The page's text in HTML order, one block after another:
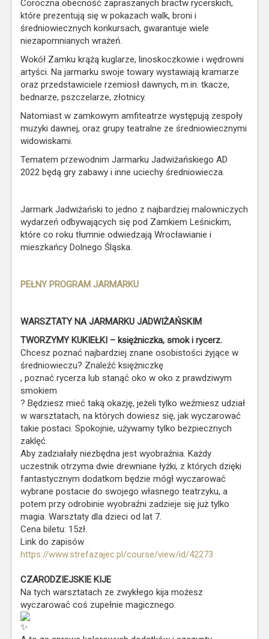
Coroczna obecność zapraszanych bractw rycerskich,
które prezentują się w pokazach walk, broni i
średniowiecznych konkursach, gwarantuje wiele
niezapomnianych wrażeń.
Wokół Zamku krążą kuglarze, linoskoczkowie i wędrowni
artyści. Na jarmarku swoje towary wystawiają kramarze
oraz przedstawiciele rzemiosł dawnych, m.in. tkacze,
bednarze, pszczelarze, złotnicy.
Natomiast w zamkowym amfiteatrze występują zespoły
muzyki dawnej, oraz grupy teatralne ze średniowiecznymi
widowiskami.
Tematem przewodnim Jarmarku Jadwiżańskiego AD
2022 będą gry zabawy i inne uciechy średniowiecza.
Jarmark Jadwiżański to jedno z najbardziej malowniczych
wydarzeń odbywających się pod Zamkiem Leśnickim,
które co roku tłumnie odwiedzają Wrocławianie i
mieszkańcy Dolnego Śląska.
PEŁNY PROGRAM JARMARKU
WARSZTATY NA JARMARKU JADWIŻAŃSKIM
TWORZYMY KUKIEŁKI – księżniczka, smok i rycerz.
Chcesz poznać najbardziej znane osobistości żyjące w
średniowieczu? Znaleźć księżniczkę
, poznać rycerza lub stanąć oko w oko z prawdziwym
smokiem
? Będziesz mieć taką okazję, jeżeli tylko weźmiesz udział
w warsztatach, na których dowiesz się, jak wyczarować
takie postaci. Spokojnie, używamy tylko bezpiecznych
zaklęć.
Aby zadziałały niezbędna jest wyobraźnia. Każdy
uczestnik otrzyma dwie drewniane łyżki, z których dzięki
fantastycznym dodatkom będzie mógł wyczarować
wybrane postacie do swojego własnego teatrzyku, a
potem przy odrobinie wyobraźni zadzieje się już tylko
magia. Warsztaty dla dzieci od lat 7.
Cena biletu: 15zł.
Link do zapisów
https://www.strefazajec.pl/course/view/id/42273
CZARODZIEJSKIE KIJE
Na tych warsztatach ze zwykłego kija możesz
wyczarować coś zupełnie magicznego.